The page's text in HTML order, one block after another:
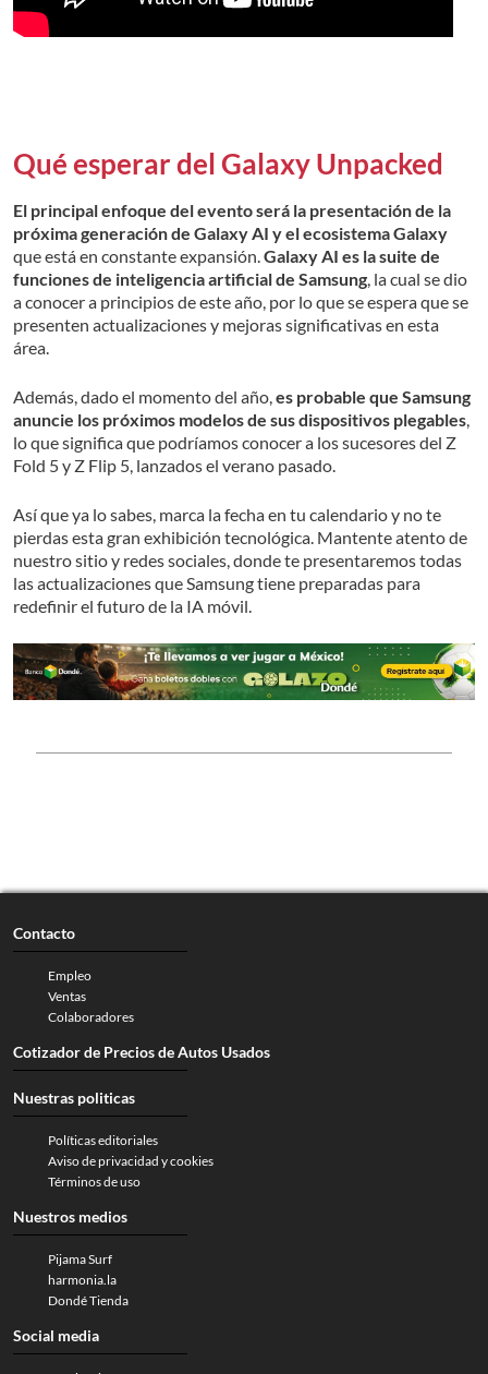
Qué esperar del Galaxy Unpacked
El principal enfoque del evento será la presentación de la
próxima generación de Galaxy AI y el ecosistema Galaxy
que está en constante expansión. Galaxy AI es la suite de
funciones de inteligencia artificialde Samsung , la cual se dio
a conocer a principios de este año, por lo que se espera que se
presenten actualizaciones y mejoras significativas en esta
área.
Además, dado el momento del año, es probable que Samsung
anuncie los próximos modelos de sus dispositivos plegables
lo que significa que podríamos conocer a los sucesores del Z
Fold 5 y Z Flip 5, lanzados el verano pasado.
Así que ya lo sabes, marca la fecha en tu calendario y no te
pierdas esta gran exhibición tecnológica. Mantente atento de
nuestro sitio y redes sociales, donde te presentaremos todas
las actualizaciones que Samsung tiene preparadas para
redefinir el futuro de la IA móvil.
Contacto
Empleo
Ventas
Colaboradores
Cotizador de Precios de Autos Usados
Nuestras politicas
Políticas editoriales
Aviso de privacidad y cookies
Términos de uso
Nuestros medios
Pijama Surf
harmonia.la
Dondé Tienda
Social media